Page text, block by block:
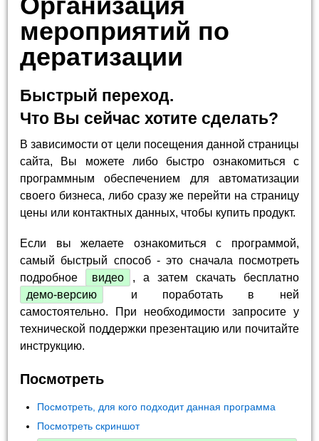
мероприятий по
дератизации
Быстрый переход.
Что Вы сейчас хотите сделать?
В зависимости от цели посещения данной страницы
сайта, Вы можете либо быстро ознакомиться с
программным обеспечением для автоматизации
своего бизнеса, либо сразу же перейти на страницу
цены или контактных данных, чтобы купить продукт.
Если вы желаете ознакомиться с программой,
самый быстрый способ - это сначала посмотреть
подробное
видео
, а затем скачать бесплатно
демо-версию
и поработать в ней
самостоятельно. При необходимости запросите у
технической поддержки презентацию или почитайте
инструкцию.
Посмотреть
Посмотреть, для кого подходит данная программа
Посмотреть скриншот